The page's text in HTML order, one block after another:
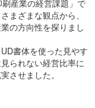
産業の経営課題」で
まざまな観点から、
の方向性を探りまし
書体を使った見やす
られない経営比率に
させました。